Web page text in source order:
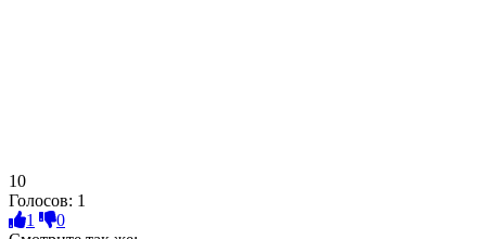
10
Голосов: 1
1
0